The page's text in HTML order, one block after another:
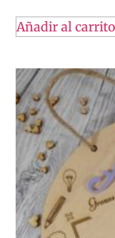
Añadir al carrito